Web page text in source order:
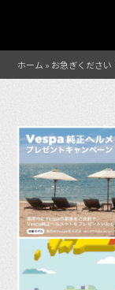
ホーム » お急ぎください